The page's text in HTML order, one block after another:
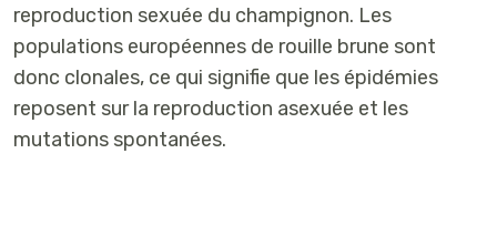
reproduction sexuée du champignon. Les
populations européennes de rouille brune sont
donc clonales, ce qui signifie que les épidémies
reposent sur la reproduction asexuée et les
mutations spontanées.